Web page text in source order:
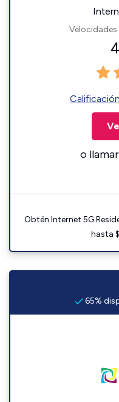
o llamar
Obtén Internet 5G
hasta
65%